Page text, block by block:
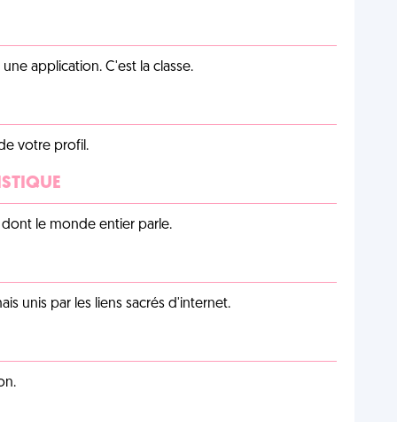
application. C'est la classe.
votre profil.
dont le monde entier parle.
unis par les liens sacrés d'internet.